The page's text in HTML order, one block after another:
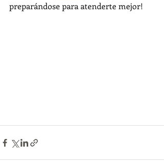
preparándose para atenderte mejor!